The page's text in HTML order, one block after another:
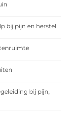
bij pijn en herstel
bij pijn,